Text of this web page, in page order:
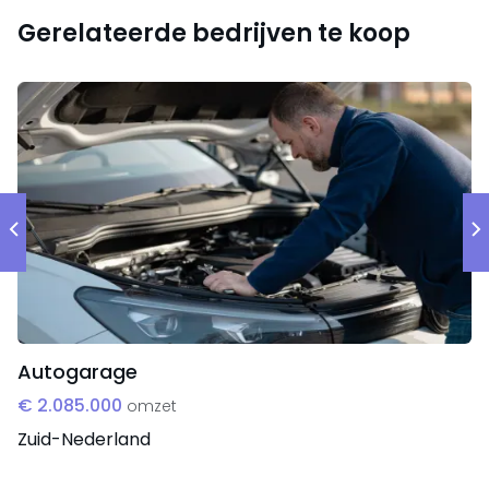
beschikbaar.
Gerelateerde bedrijven te koop
Autogarage
€ 2.085.000 omzet
Zuid-Nederland